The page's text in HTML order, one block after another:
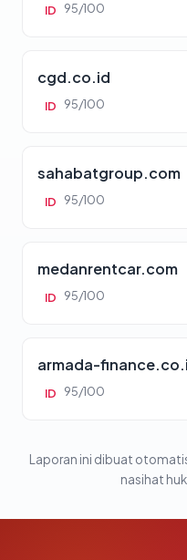
ID 95/100
cgd.co.id
ID 95/100
sahabatgroup.com
ID 95/100
medanrentcar.com
ID 95/100
armada-
ID 95/100
Laporan ini dibuat
nasihat